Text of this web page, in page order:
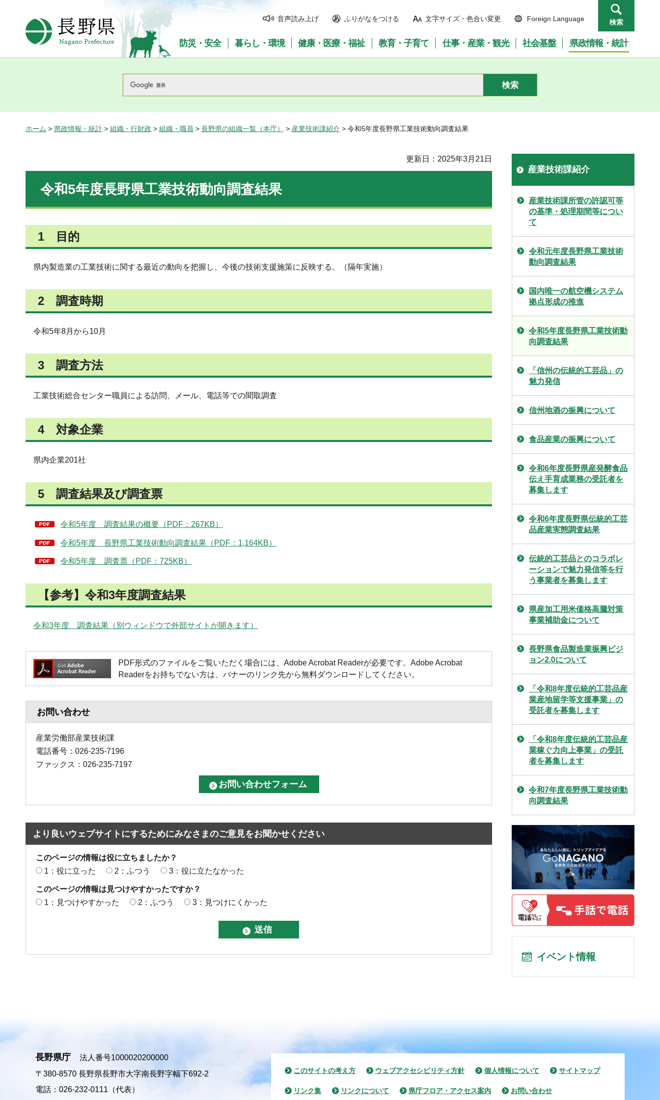
長野県Nagano Prefecture
音声読み上げ ふりがなをつける 文字サイズ・色合い変更 Foreign Language 検索
防災・安全 暮らし・環境 健康・医療・福祉 教育・子育て 仕事・産業・観光 社会基盤 県政情報・統計
ホーム > 県政情報・統計 > 組織・行財政 > 組織・職員 > 長野県の組織一覧（本庁） > 産業技術課紹介 > 令和5年度長野県工業技術動向調査結果
更新日：2025年3月21日
令和5年度長野県工業技術動向調査結果
1 目的
県内製造業の工業技術に関する最近の動向を把握し、今後の技術支援施策に反映する。（隔年実施）
2 調査時期
令和5年8月から10月
3 調査方法
工業技術総合センター職員による訪問、メール、電話等での聞取調査
4 対象企業
県内企業201社
5 調査結果及び調査票
令和5年度 調査結果の概要（PDF：267KB）
令和5年度 長野県工業技術動向調査結果（PDF：1,164KB）
令和5年度 調査票（PDF：725KB）
【参考】令和3年度調査結果
令和3年度 調査結果（別ウィンドウで外部サイトが開きます）
PDF形式のファイルをご覧いただく場合には、Adobe Acrobat Readerが必要です。Adobe Acrobat
Readerをお持ちでない方は、バナーのリンク先から無料ダウンロードしてください。
お問い合わせ
産業労働部産業技術課
電話番号：026-235-7196
ファックス：026-235-7197
より良いウェブサイトにするためにみなさまのご意見をお聞かせください
このページの情報は役に立ちましたか？
1：役に立った
2：ふつう 3：役に立たなかった
このページの情報は見つけやすかったですか？
1：見つけやすかった
2：ふつう 3：見つけにくかった
産業技術課紹介
産業技術課所管の許認可等
の基準・処理期間等につい
て
令和元年度長野県工業技術
動向調査結果
国内唯一の航空機システム
拠点形成の推進
令和5年度長野県工業技術動
向調査結果
「信州の伝統的工芸品」の
魅力発信
信州地酒の振興について
食品産業の振興について
令和6年度長野県産発酵食品
伝え手育成業務の受託者を
募集します
令和6年度長野県伝統的工芸
品産業実態調査結果
伝統的工芸品とのコラボレ
ーションで魅力発信等を行
う事業者を募集します
県産加工用米価格高騰対策
事業補助金について
長野県食品製造業振興ビジ
ョン2.0について
「令和8年度伝統的工芸品産
業産地留学等支援事業」の
受託者を募集します
「令和8年度伝統的工芸品産
業稼ぐ力向上事業」の受託
者を募集します
令和7年度長野県工業技術動
向調査結果
イベント情報
長野県庁
法人番号1000020200000
〒380-8570 長野県長野市大字南長野字幅下692-2
電話：026-232-0111（代表）
このサイトの考え方 ウェブアクセシビリティ方針 個人情報について サイトマップ
リンク集 リンクについて 県庁フロア・アクセス案内 お問い合わせ